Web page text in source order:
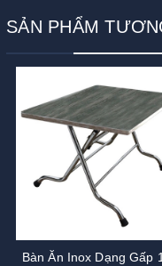
SẢN PHẨM
Bàn Ăn Inox Dạng Gấp